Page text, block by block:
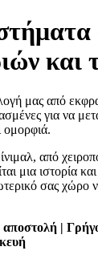
και
μας από
για να
ομορφιά.
από
μια ιστορία
σας χώρο
|